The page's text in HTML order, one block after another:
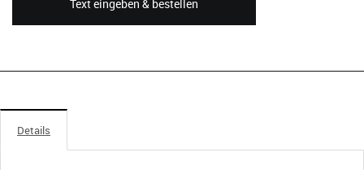
Text eingeben & bestellen
Details